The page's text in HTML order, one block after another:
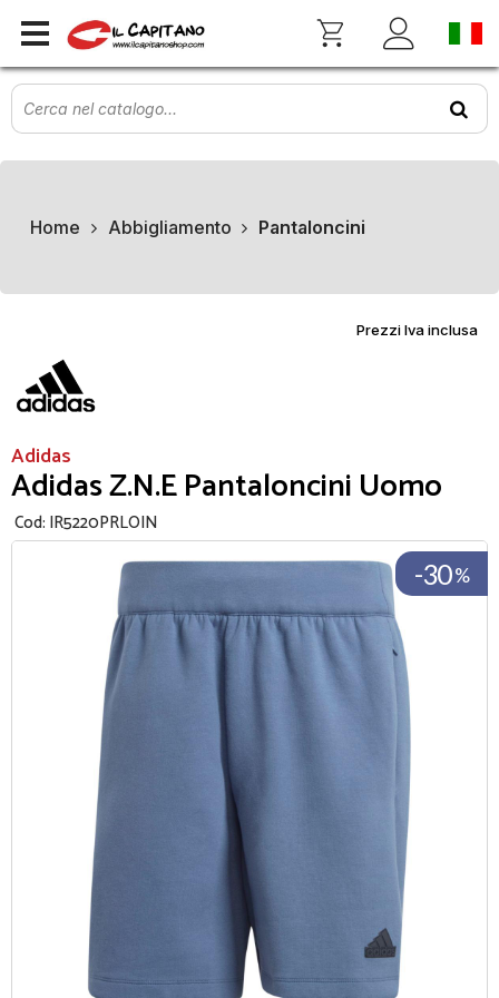
Home Abbigliamento Pantaloncini
Prezzi Iva inclusa
Adidas
Adidas Z.N.E Pantaloncini Uomo
Cod: IR5220PRLOIN
-30%